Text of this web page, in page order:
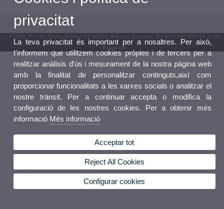
© 2026 UV. - Av. Blasco Ibáñez, 13. 46010 València. Espanya. Tel. UV: (+34) 963 86 41 00
Bústia UV
privacitat
La teva privacitat és important per a nosaltres. Per això,
t'informem que utilitzem cookies pròpies i de tercers per a
realitzar anàlisis d'ús i mesurament de la nostra pàgina web
amb la finalitat de personalitzar continguts,així com
proporcionar funcionalitats a les xarxes socials o analitzar el
nostre trànsit. Per a continuar accepta o modifica la
configuració de les nostres cookies. Per a obtenir més
informació Més informació
Acceptar tot
Reject All Cookies
Configurar cookies